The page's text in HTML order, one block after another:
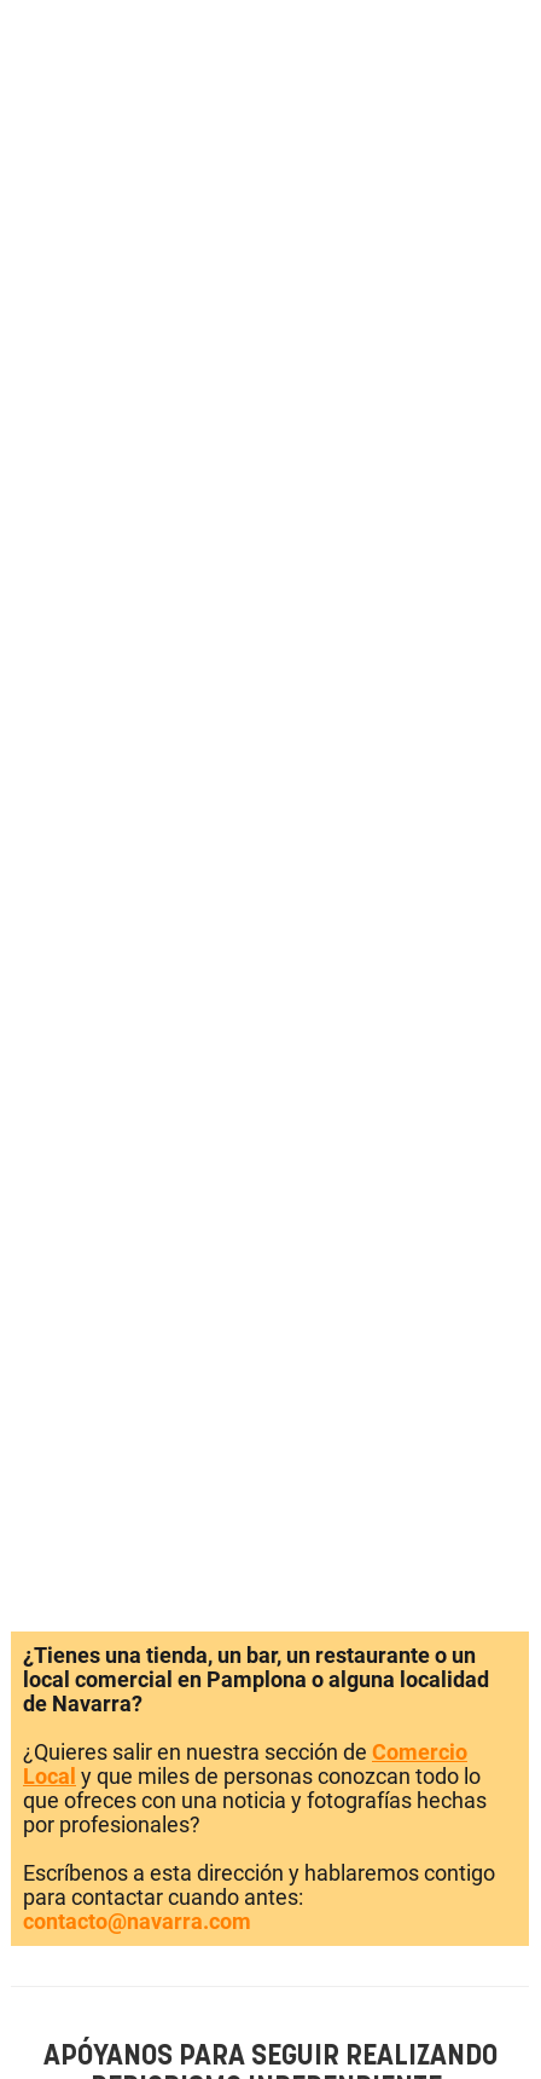
¿Tienes una tienda, un bar, un restaurante o un
local comercial en Pamplona o alguna localidad
de Navarra?
¿Quieres salir en nuestra sección de Comercio
Local y que miles de personas conozcan todo lo
que ofreces con una noticia y fotografías hechas
por profesionales?
Escríbenos a esta dirección y hablaremos contigo
para contactar cuando antes:
contacto@navarra.com
APÓYANOS PARA SEGUIR REALIZANDO